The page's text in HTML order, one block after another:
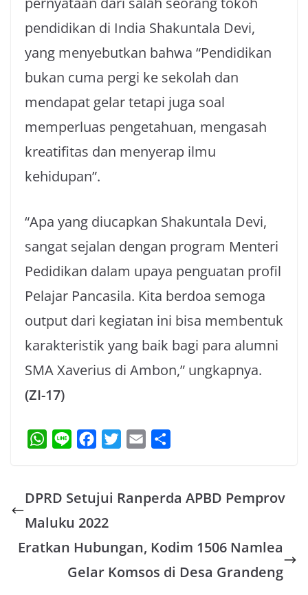
pendidikan di India Shakuntala Devi,
yang menyebutkan bahwa “Pendidikan
bukan cuma pergi ke sekolah dan
mendapat gelar tetapi juga soal
memperluas pengetahuan, mengasah
kreatifitas dan menyerap ilmu
kehidupan”.
“Apa yang diucapkan Shakuntala Devi,
sangat sejalan dengan program Menteri
Pedidikan dalam upaya penguatan profil
Pelajar Pancasila. Kita berdoa semoga
output dari kegiatan ini bisa membentuk
karakteristik yang baik bagi para alumni
SMA Xaverius di Ambon,” ungkapnya.
(ZI-17)
W
t
s
p
e
e
b
o
k
t
r
i
r
DPRD Setujui Ranperda APBD Pemprov
Maluku 2022
Eratkan Hubungan, Kodim 1506 Namlea
Gelar Komsos di Desa Grandeng